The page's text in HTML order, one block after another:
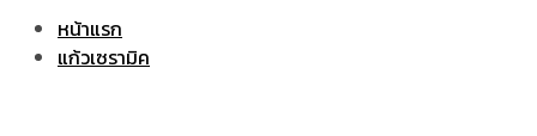
หน้าแรก
แก้วเซรามิค